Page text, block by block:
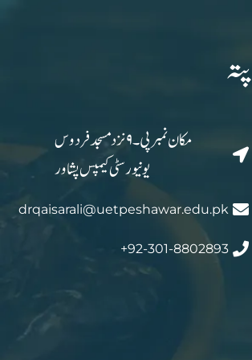
پتہ
مکان نمبر پی۔۹ نزد مسجد فردوس
یونیورسٹی کیمپس پشاور
drqaisarali@uetpeshawar.edu.pk
92-301-8802893+